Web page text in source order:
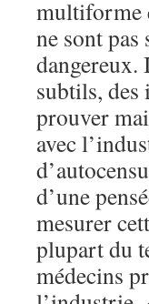
multiforme
ne sont pas
dangereux.
subtils,
prouver
avec
d’une
mesurer
plupart du
médecins